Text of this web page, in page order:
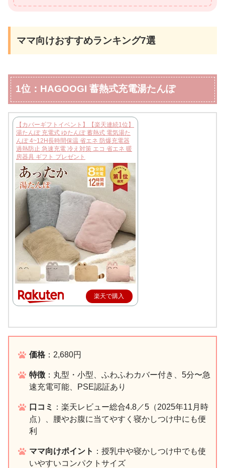
ママ向けおすすめランキング7選
1位：HAGOOGI 蓄熱式充電湯たんぽ
【カバーギフトイベント】【楽天連続1位】
湯たんぽ 充電式 ゆたんぽ 蓄熱式 電気湯た
んぽ 4~12H長時間保温 省エネ 防爆充電器
過熱防止 急速充電 冷え対策 エコ 省エネ 暖
房器具 ギフト プレゼント
楽天で購入
価格 ：2,680円
特徴 ：丸型・小型、ふわふわカバー付き、5分〜急
速充電可能、PSE認証あり
口コミ
：楽天レビュー総合4.8／5（2025年11月時
点）、腰やお腹に当てやすく寝かしつけ中にも便
利
ママ向けポイント ：授乳中や寝かしつけ中でも使
いやすいコンパクトサイズ